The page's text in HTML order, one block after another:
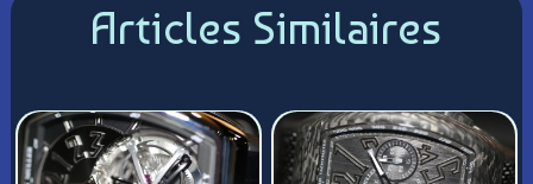
Articles Similaires